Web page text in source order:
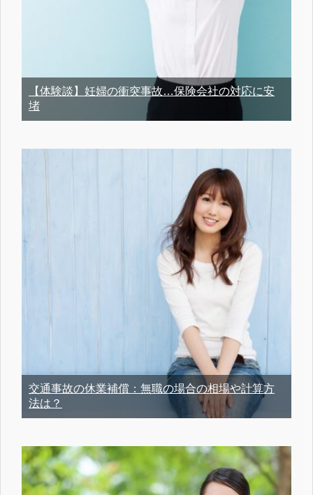
【体験談】妊婦の衝突事故…保険会社の対応に安
堵
交通事故の休業補償：無職の場合の相場や計算方
法は？